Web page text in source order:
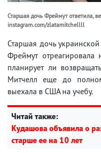
Старшая дочь Фреймут ответила,
instagram.com/zlatamitchellll
Старшая дочь
Фреймут
планирует ли
Митчелл еще до
выехала в США на учебу.
Читай также:
Кудашова объявила о
старше ее на 10 лет